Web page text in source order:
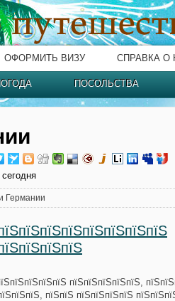
ОФОРМИТЬ ВИЗУ СПРАВКА О
ПОСОЛЬСТВА
Германии
пїЅпїЅпїЅпїЅпїЅ,
пїЅпїЅ пїЅпїЅпїЅпїЅ